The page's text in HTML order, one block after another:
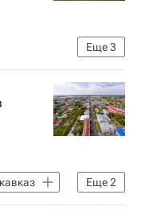
Еще3
Федеральная служба по интеллектуальной собственности (Роспатент)
Еще2